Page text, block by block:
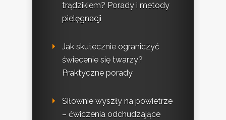
trądzikiem? Porady i metody
pielęgnacji
Jak skutecznie ograniczyć
świecenie się twarzy?
Praktyczne porady
Siłownie wyszły na powietrze
– ćwiczenia odchudzające